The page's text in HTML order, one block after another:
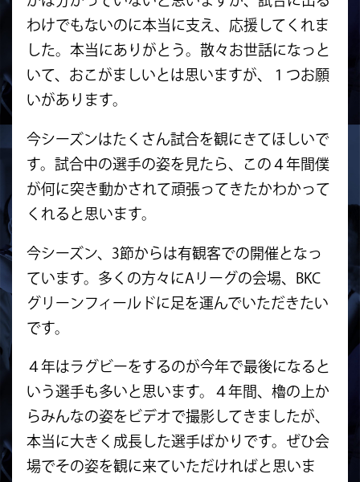
わけでもないのに本当に支え、応援してくれま
した。本当にありがとう。散々お世話になっと
いて、おこがましいとは思いますが、１つお願
いがあります。
今シーズンはたくさん試合を観にきてほしいで
す。試合中の選手の姿を見たら、この４年間僕
が何に突き動かされて頑張ってきたかわかって
くれると思います。
今シーズン、3節からは有観客での開催となっ
ています。多くの方々にAリーグの会場、BKC
グリーンフィールドに足を運んでいただきたい
です。
４年はラグビーをするのが今年で最後になると
いう選手も多いと思います。４年間、櫓の上か
らみんなの姿をビデオで撮影してきましたが、
本当に大きく成長した選手ばかりです。ぜひ会
場でその姿を観に来ていただければと思いま